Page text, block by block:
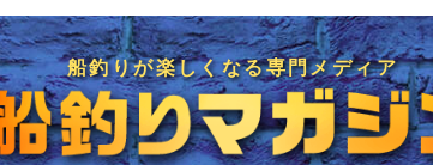
船釣りが楽しくなる専門メディア